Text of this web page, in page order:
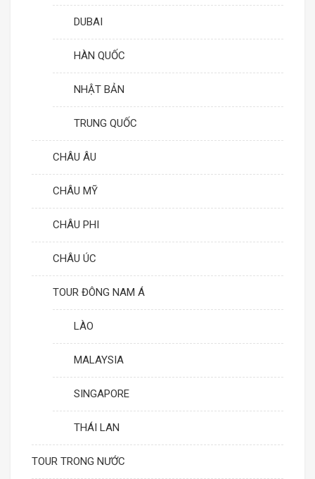
DUBAI
HÀN QUỐC
NHẬT BẢN
TRUNG QUỐC
CHÂU ÂU
CHÂU MỸ
CHÂU PHI
CHÂU ÚC
TOUR ĐÔNG NAM Á
LÀO
MALAYSIA
SINGAPORE
THÁI LAN
TOUR TRONG NƯỚC